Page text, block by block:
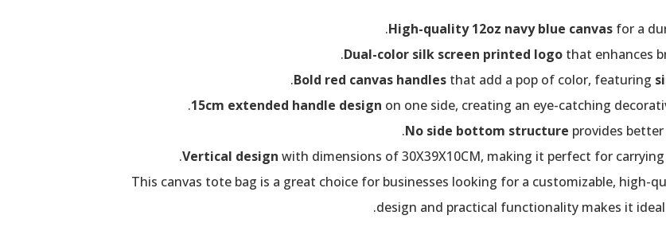
High-quality 12oz navy blue canvas for a
Dual-color silk screen printed logo that enhances
Bold red canvas handles that add a pop of color, featuring
15cm extended handle design on one side, creating an eye-catching
No side bottom structure provides
Vertical design with dimensions of 30X39X10CM, making it perfect for
This canvas tote bag is a great choice for businesses looking for a customizable,
design and practical functionality makes it